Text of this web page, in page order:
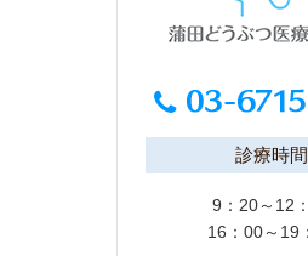
診療時間
9：20～12
16：00～19